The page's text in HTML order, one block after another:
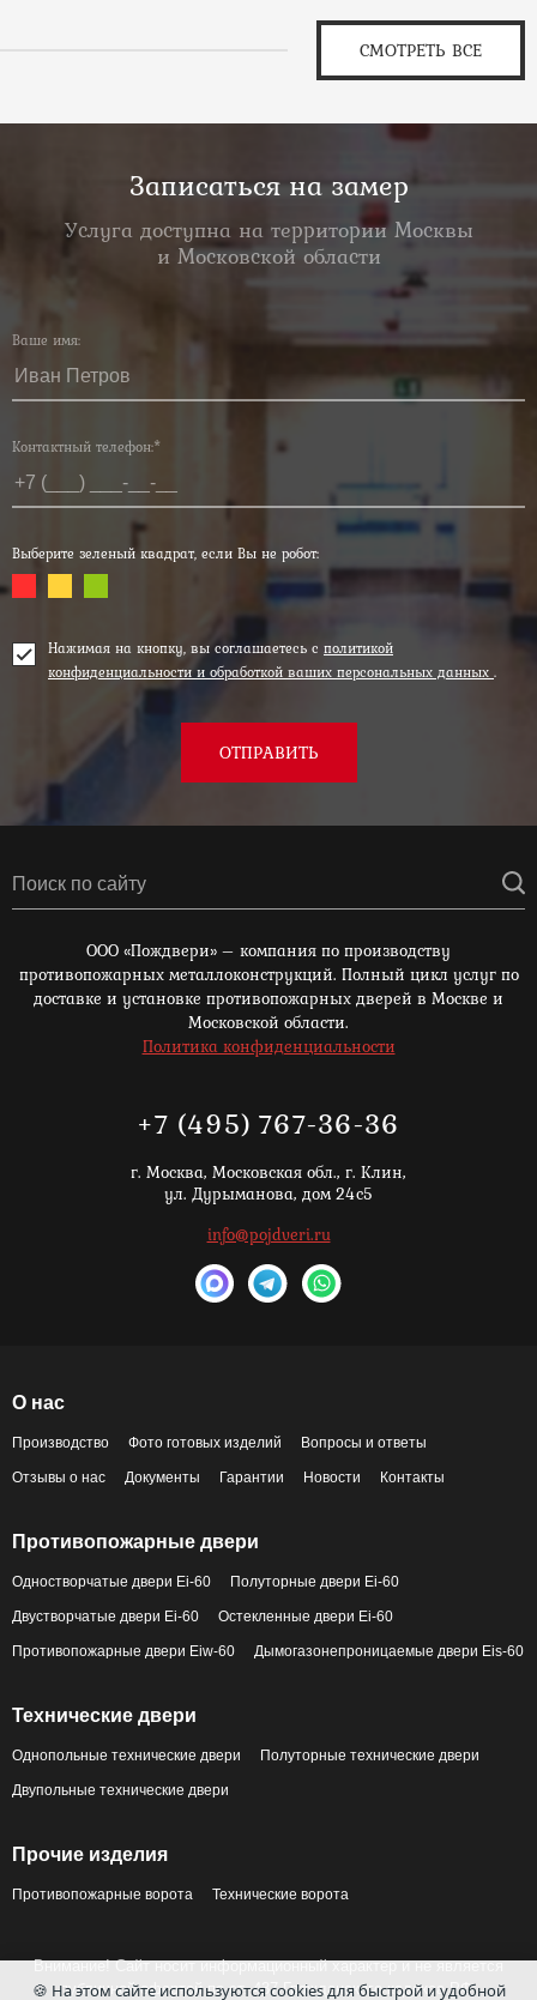
СМОТРЕТЬ ВСЕ
Записаться на замер
Услуга доступна на территории Москвы
и Московской области
Ваше имя:
Контактный телефон:*
Выберите зеленый квадрат, если Вы не робот:
Нажимая на кнопку, вы соглашаетесь с политикой
конфиденциальности и обработкой ваших персональных данных .
ОТПРАВИТЬ
ООО «Пождвери» – компания по производству
противопожарных металлоконструкций. Полный цикл услуг по
доставке и установке противопожарных дверей в Москве и
Московской области.
Политика конфиденциальности
+7 (495) 767-36-36
г. Москва, Московская обл., г. Клин,
ул. Дурыманова, дом 24с5
info@pojdveri.ru
О нас
Производство Фото готовых изделий Вопросы и ответы
Отзывы о нас Документы Гарантии Новости Контакты
Противопожарные двери
Одностворчатые двери Ei-60 Полуторные двери Ei-60
Двустворчатые двери Ei-60 Остекленные двери Ei-60
Противопожарные двери Eiw-60 Дымогазонепроницаемые двери Eis-60
Технические двери
Однопольные технические двери Полуторные технические двери
Двупольные технические двери
Прочие изделия
Противопожарные ворота Технические ворота
Внимание! Сайт носит информационный характер и не является
публичной офертой по ст. 437 Гражданского кодекса РФ.
🍪 На этом сайте используются cookies для быстрой и удобной